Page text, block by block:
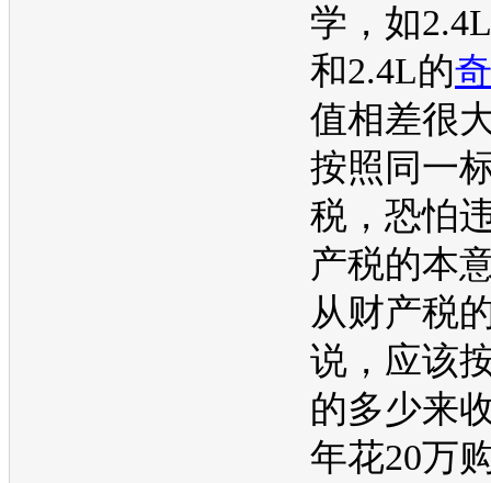
学，如
和2.4L的
值相差很
按照同一
税，恐怕
产税的本
从财产税
说，应该
的多少来
年花20万